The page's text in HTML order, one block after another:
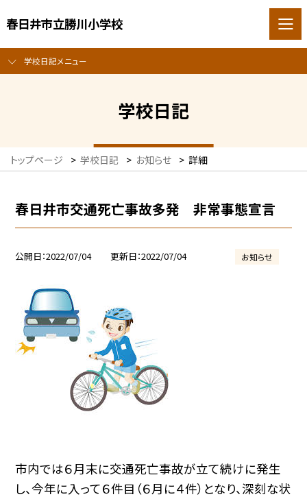
春日井市立勝川小学校
学校日記メニュー
学校日記
トップページ > 学校日記 > お知らせ > 詳細
春日井市交通死亡事故多発 非常事態宣言
公開日 2022/07/04 更新日 2022/07/04 お知らせ
市内では６月末に交通死亡事故が立て続けに発生
し、今年に入って６件目（６月に４件）となり、深刻な状